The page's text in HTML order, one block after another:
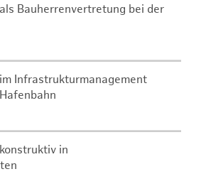
Bauherrenvertretung bei der
Infrastrukturmanagement
in